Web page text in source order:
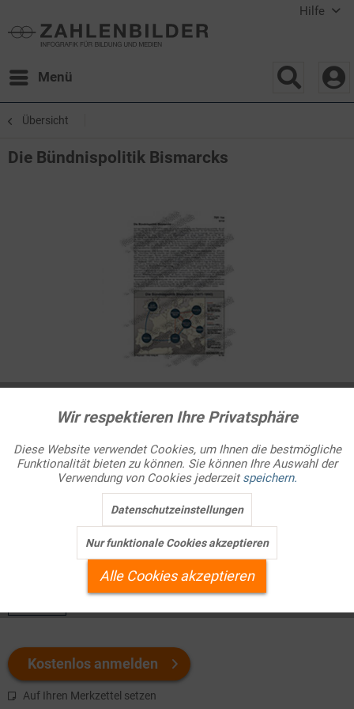
Hilfe
Menü
Übersicht
Die Bündnispolitik Bismarcks
Die Bündnispolitik Bismarcks
Auf dem Wiener Kongress (1815) hatten die europäischen
Fürsten eine Staatenordnung errichtet, die auf dem Prinzip des
Welchen Download brauchen Sie?
Kostenlos anmelden
Auf Ihren Merkzettel setzen
Funktionale Aktiv
Marketing Inaktiv
Personalisierung Inaktiv
Service
Wir respektieren Ihre Privatsphäre
Diese Website verwendet Cookies, um Ihnen die bestmögliche
Funktionalität bieten zu können. Sie können Ihre Auswahl der
Verwendung von Cookies jederzeitspeichern.
Datenschutzeinstellungen
Nur funktionale Cookies akzeptieren
Alle Cookies akzeptieren